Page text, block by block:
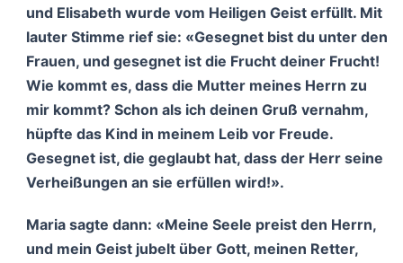
und Elisabeth wurde vom Heiligen Geist erfüllt. Mit
lauter Stimme rief sie: «Gesegnet bist du unter den
Frauen, und gesegnet ist die Frucht deiner Frucht!
Wie kommt es, dass die Mutter meines Herrn zu
mir kommt? Schon als ich deinen Gruß vernahm,
hüpfte das Kind in meinem Leib vor Freude.
Gesegnet ist, die geglaubt hat, dass der Herr seine
Verheißungen an sie erfüllen wird!».
Maria sagte dann: «Meine Seele preist den Herrn,
und mein Geist jubelt über Gott, meinen Retter,